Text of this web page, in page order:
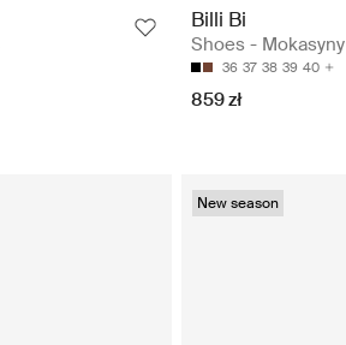
Billi Bi
Shoes - Mokasyny
36 37 38 39 40
859 zł
New season